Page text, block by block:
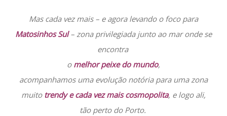
Mas cada vez mais – e agora levando o foco para
Matosinhos Sul– zona privilegiada junto ao mar onde se
encontra
o melhor peixe do mundo,
acompanhamos uma evolução notória para uma zona
muito trendy e cada vez mais cosmopolita, e logo ali,
tão perto do Porto.